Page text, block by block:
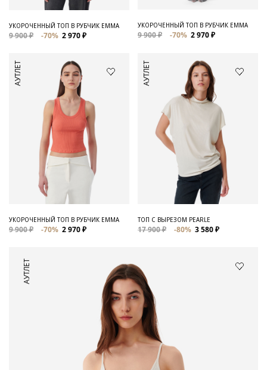
Для нее
Сумки и аксессуары
УКОРОЧЕННЫЙ ТОП В РУБЧИК EMMA
9 900 ₽ -70% 2 970 ₽
УКОРОЧЕННЫЙ ТОП В РУБЧИК EMMA
9 900 ₽ -70% 2 970 ₽
АУТЛЕТ
УКОРОЧЕННЫЙ ТОП В РУБЧИК EMMA
9 900 ₽ -70% 2 970 ₽
АУТЛЕТ
ТОП С ВЫРЕЗОМ PEARLE
17 900 ₽ -80% 3 580 ₽
АУТЛЕТ